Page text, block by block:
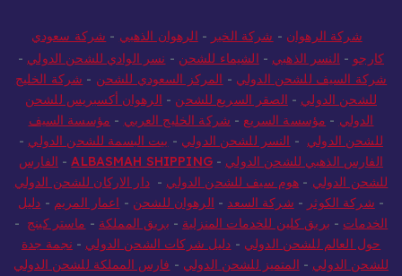
شركة الرهوان - شركة الخير - الرهوان الذهبي - شركة سعودي
كارجو - النسر الذهبي - الشيماء للشحن - نسر الوادي للشحن الدولي -
شركة السيف للشحن الدولي - المركز السعودي للشحن - شركة الخليج
للشحن الدولي - الصقر السريع للشحن - الرهوان أكسبريس للشحن
الدولي - مؤسسة السريع - شركة الخليج العربي - مؤسسة السيف
للشحن الدولي - النسر للشحن الدولي - بيت البسمة للشحن الدولي -
الفارس الذهبي للشحن الدولي -
ALBASMAH SHIPPING
- الفارس
للشحن الدولي - هوم سيف للشحن الدولي -دار الاركان للشحن الدولي
- شركة الكوثر - شركة السعد - الرهوان للشحن - اعمار المريم - دليل
الخدمات - بريق كلين للخدمات المنزلية - بريق المملكة - ماستر كينج -
حول العالم للشحن الدولي - دليل شركات الشحن الدولي - نجمة جدة
للشحن الدولي - المتميز للشحن الدولي - فارس المملكة للشحن الدولي